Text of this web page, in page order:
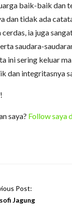
baik-baik dan
dan tidak ada
ia juga
saudara-
ini sering keluar
dan integritasnya
saya? Follow saya
Post:
Jagung